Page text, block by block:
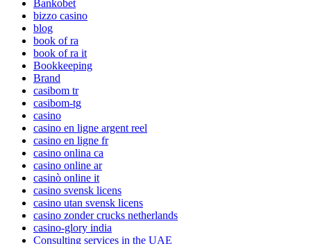
Bankobet
bizzo casino
blog
book of ra
book of ra it
Bookkeeping
Brand
casibom tr
casibom-tg
casino
casino en ligne argent reel
casino en ligne fr
casino onlina ca
casino online ar
casinò online it
casino svensk licens
casino utan svensk licens
casino zonder crucks netherlands
casino-glory india
Consulting services in the UAE